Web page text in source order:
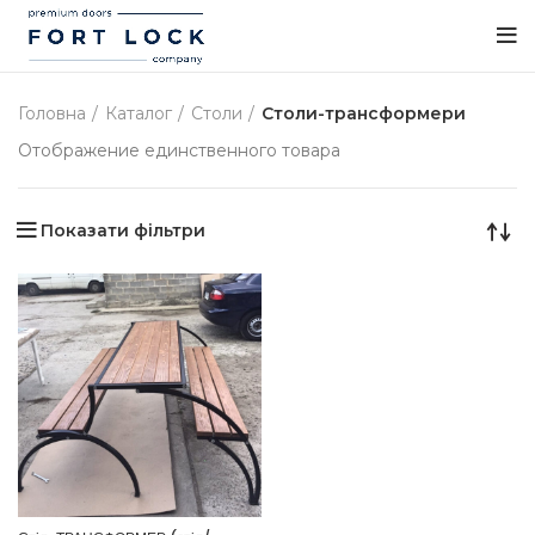
Головна Каталог Столи
Столи-трансформери
Отображение единственного товара
Показати фільтри